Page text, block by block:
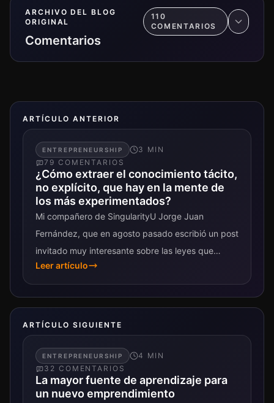
ARCHIVO DEL BLOG
ORIGINAL
Comentarios
110
COMENTARIOS
ARTÍCULO ANTERIOR
ENTREPRENEURSHIP 3 MIN
79 COMENTARIO S
¿Cómo extraer el conocimiento tácito,
no explícito, que hay en la mente de
los más experimentados?
Mi compañero de SingularityU Jorge Juan
Fernández, que en agosto pasado escribió un post
invitado muy interesante sobre las leyes que
gobiernan el mundo digital, vuelve a Riesgo...
Leer artículo
ARTÍCULO SIGUIENTE
ENTREPRENEURSHIP 4 MIN
32 COMENTARIO S
La mayor fuente de aprendizaje para
un nuevo emprendimiento